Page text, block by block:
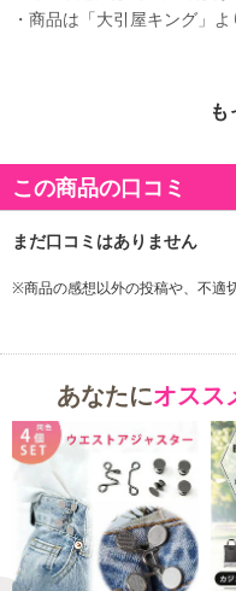
・商品は「大引屋キング」よ
も
この商品の口コミ
※商品の感想以外の投稿や、不適
あなたにオスス